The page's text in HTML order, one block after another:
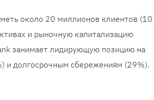
около 20 миллионов клиентов (10
и рыночную капитализацию
занимает лидирующую позицию на
и долгосрочным сбережениям (29%).